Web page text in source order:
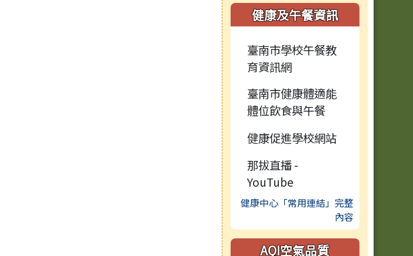
健康及午餐資訊
臺南市學校午餐教
育資訊網
臺南市健康體適能
體位飲食與午餐
健康促進學校網站
那拔直播 -
YouTube
健康中心「常用連結」完整
內容
AQI空氣品質